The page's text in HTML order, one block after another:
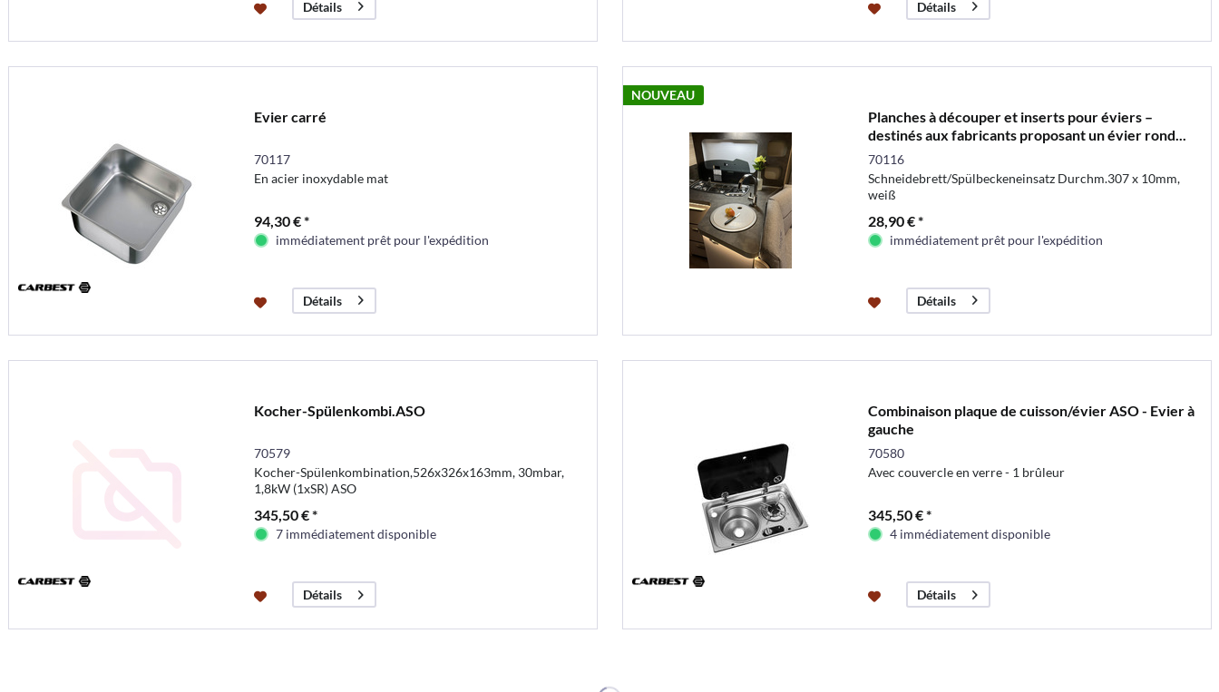
Détails Détails
Evier carré
70117
En acier inoxydable mat
94,30 € *
immédiatement prêt pour l'expédition
Détails
NOUVEAU
Planches à découper et inserts pour éviers –
destinés aux fabricants proposant un évier rond...
70116
Schneidebrett/Spülbeckeneinsatz Durchm.307 x 10mm,
weiß
28,90 € *
immédiatement prêt pour l'expédition
Détails
Kocher-Spülenkombi.ASO
70579
Kocher-Spülenkombination,526x326x163mm, 30mbar,
1,8kW (1xSR) ASO
345,50 € *
7 immédiatement disponible
Détails
Combinaison plaque de cuisson/évier ASO - Evier à
gauche
70580
Avec couvercle en verre - 1 brûleur
345,50 € *
4 immédiatement disponible
Détails